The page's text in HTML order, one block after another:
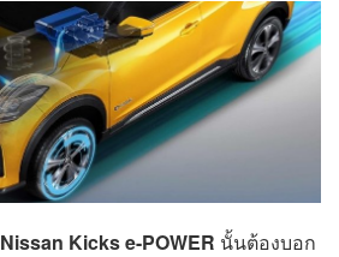
Nissan Kicks e-POWER นั้นต้องบอก